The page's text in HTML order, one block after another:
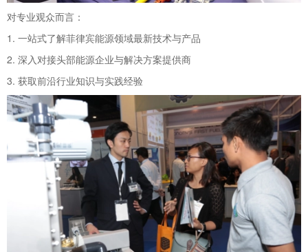
对专业观众而言：
1. 一站式了解菲律宾能源领域最新技术与产品
2. 深入对接头部能源企业与解决方案提供商
3. 获取前沿行业知识与实践经验